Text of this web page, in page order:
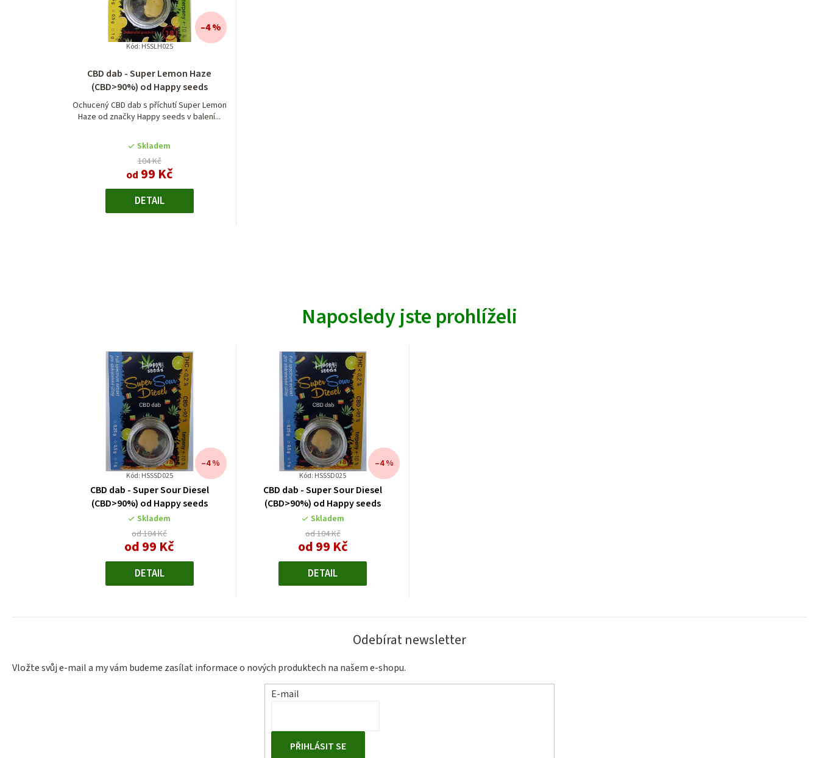
CBD dab - Super Lemon Haze
(CBD>90%) od Happy seeds
Ochucený CBD dab s příchutí Super Lemon
Haze od značky Happy seeds v balení...
Skladem
104 Kč
od 99 Kč
–4 %
DETAIL
Kód: HSSLH025
Naposledy jste prohlíželi
Kód: HSSSD025
CBD dab - Super Sour Diesel
(CBD>90%) od Happy seeds
Skladem
od 104 Kč
–4 %
od 99 KčMěrná
DETAIL
Kód: HSSSD025
CBD dab - Super Sour Diesel
(CBD>90%) od Happy seeds
Skladem
od 104 Kč
–4 %
od 99 KčMěrná
DETAIL
Odebírat newsletter
Vložte svůj e-mail a my vám budeme zasílat informace o nových produktech na našem e-shopu.
E-mail
PŘIHLÁSIT SE